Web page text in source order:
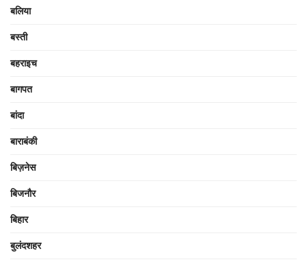
बलिया
बस्ती
बहराइच
बागपत
बांदा
बाराबंकी
बिज़नेस
बिजनौर
बिहार
बुलंदशहर